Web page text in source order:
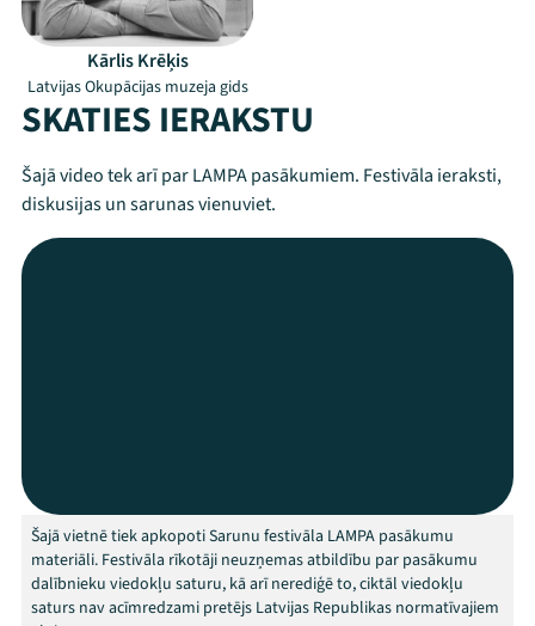
Programma
Arhīvs
Kārlis Krēķis
Latvijas Okupācijas muzeja gids
SKATIES IERAKSTU
Šajā video tek arī par LAMPA pasākumiem. Festivāla ieraksti,
diskusijas un sarunas vienuviet.
Šajā vietnē tiek apkopoti Sarunu festivāla LAMPA pasākumu
materiāli. Festivāla rīkotāji neuzņemas atbildību par pasākumu
dalībnieku viedokļu saturu, kā arī nerediģē to, ciktāl viedokļu
saturs nav acīmredzami pretējs Latvijas Republikas normatīvajiem